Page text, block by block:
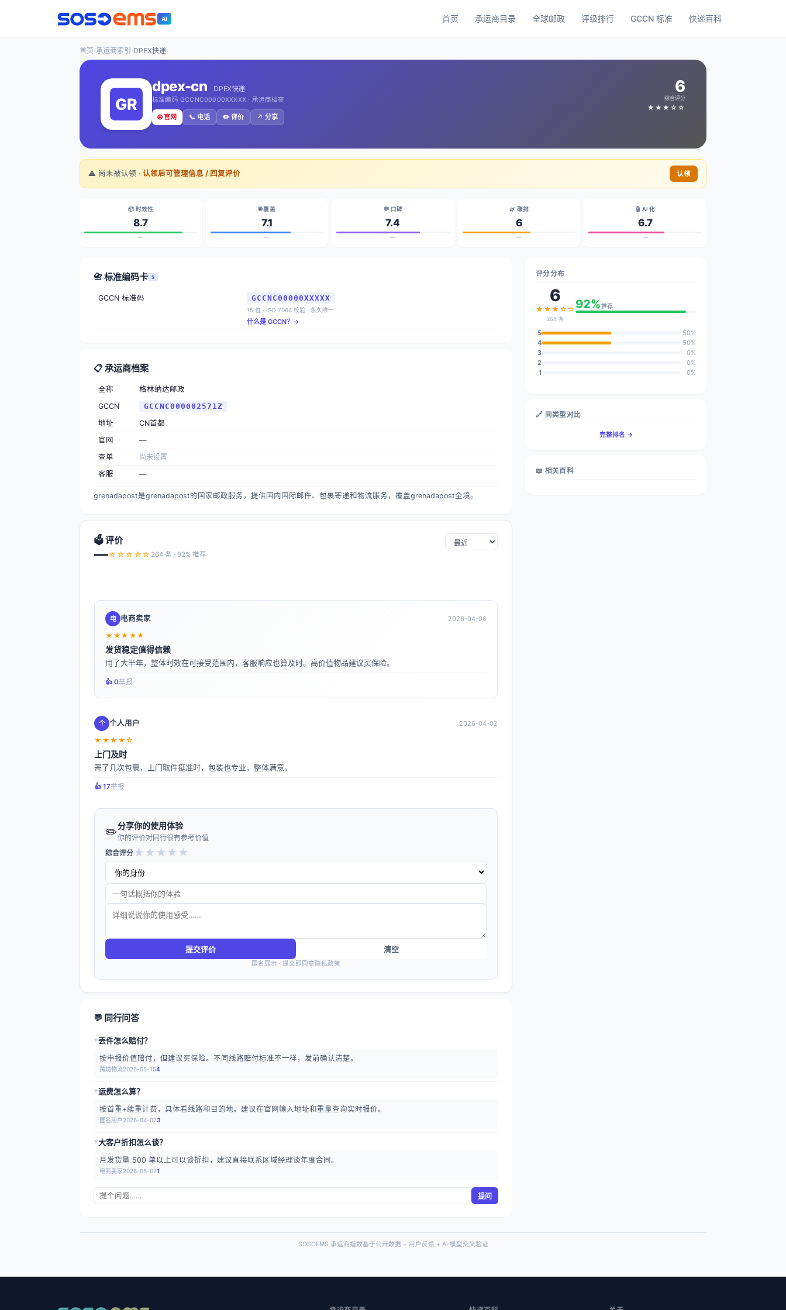
AI 首页 承运商目录 全球邮政 评级排行 GCCN 标准 快递百科
首页›承运商索引 ›DPEX快递
dpex-cn DPEX快递
标准编码 GCCNC00000XXXXX · 承运商档案
🌐 官网 📞 电话 ✏️ 评价 ↗️ 分享
6
综合评分
★★★☆☆
⚠️ 尚未被认领 · 认领后可管理信息 / 回复评价 认领
📦 时效性
8.7
—
🌐 覆盖
7.1
—
💬 口碑
7.4
—
🌿 碳排
6
—
🤖 AI 化
6.7
—
📇 标准编码卡 S
GCCN 标准码 GCCNC00000XXXXX
15 位 · ISO 7064 校验 · 永久唯一
什么是 GCCN？→
📋 承运商档案
全称
格林纳达邮政
GCCN
GCCNC000002571Z
地址
CN首都
官网
—
查单
尚未设置
客服
—
grenadapost是grenadapost的国家邮政服务，提供国内国际邮件、包裹寄递和物流服务，覆盖grenadapost全境。
🗳️ 评价
—☆☆☆☆☆ 264 条 · 92% 推荐
电 电商卖家 2026-04-06
★★★★★
发货稳定值得信赖
用了大半年，整体时效在可接受范围内，客服响应也算及时。高价值物品建议买保险。
👍️ 0举报
个 个人用户 2026-04-02
★★★★☆
上门及时
寄了几次包裹，上门取件挺准时，包装也专业，整体满意。
👍️ 17举报
✏️分享你的使用体验
你的评价对同行很有参考价值
综合评分★ ★ ★ ★ ★
提交评价 清空
匿名展示 · 提交即同意隐私政策
💬 同行问答
▶丢件怎么赔付？
按申报价值赔付，但建议买保险。不同线路赔付标准不一样，发前确认清楚。
跨境物流2026-05-154
▶运费怎么算？
按首重+续重计费，具体看线路和目的地。建议在官网输入地址和重量查询实时报价。
匿名用户2026-04-073
▶大客户折扣怎么谈？
月发货量 500 单以上可以谈折扣，建议直接联系区域经理谈年度合同。
电商卖家2026-05-071
提问
评分分布
6
★★★☆☆
264 条
92%推荐
5
50%
4
50%
3
0%
2
0%
1
0%
🔗 同类型对比
完整排名 →
📖 相关百科
SOSOEMS 承运商指数基于公开数据 + 用户反馈 + AI 模型交叉验证